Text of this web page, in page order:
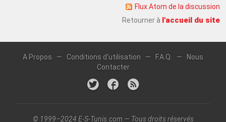
Flux Atom de la discussion
Retourner à l'accueil du site
A Propos — Conditions d'utilisation — F.A.Q. —
Nous
Contacter
© 1999–2024 E-S-Tunis.com — Tous droits réservés